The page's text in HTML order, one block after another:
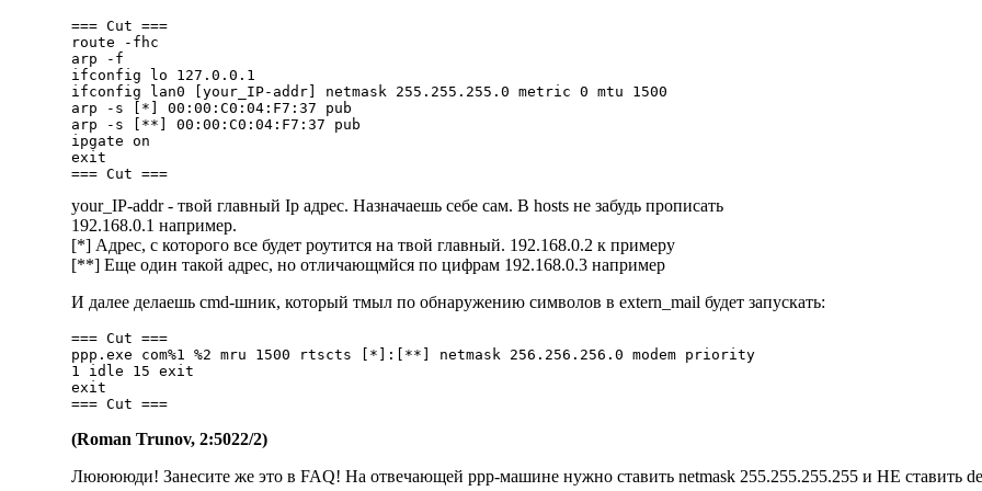
=== Cut ===
route -fhc
arp -f
ifconfig lo 127.0.0.1
ifconfig lan0 [your_IP-addr] netmask 255.255.255.0 metric 0 mtu 1500
arp -s [*] 00:00:C0:04:F7:37 pub
arp -s [**] 00:00:C0:04:F7:37 pub
ipgate on
exit
your_IP-addr - твой главный Ip адрес. Hазначаешь себе сам. В hosts не забудь прописать
192.168.0.1 например.
[*] Адрес, с которого все будет роутится на твой главный. 192.168.0.2 к примеру
[**] Еще один такой адрес, но отличающмйся по цифрам 192.168.0.3 например
И далее делаешь cmd-шник, который тмыл по обнаружению символов в extern_mail будет запускать:
=== Cut ===
ppp.exe com%1 %2 mru 1500 rtscts [*]:[**] netmask 256.256.256.0 modem priority
1 idle 15 exit
exit
(Roman Trunov, 2:5022/2)
Лююююди! Занесите же это в FAQ! Hа отвечающей ppp-машине нужно ставить netmask 255.255.255.255 и HЕ ставить